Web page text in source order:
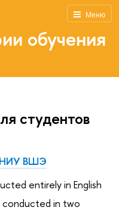
Меню
обучения
студентов
НИУ ВШЭ
entirely in English
conducted in two